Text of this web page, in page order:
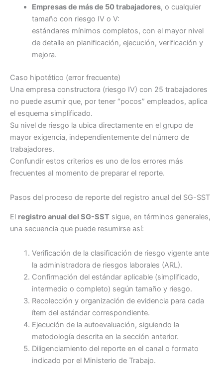
Empresas de más de 50 trabajadores, o cualquier
tamaño con riesgo IV o V:
estándares mínimos completos, con el mayor nivel
de detalle en planificación, ejecución, verificación y
mejora.
Caso hipotético (error frecuente)
Una empresa constructora (riesgo IV) con 25 trabajadores
no puede asumir que, por tener “pocos” empleados, aplica
el esquema simplificado.
Su nivel de riesgo la ubica directamente en el grupo de
mayor exigencia, independientemente del número de
trabajadores.
Confundir estos criterios es uno de los errores más
frecuentes al momento de preparar el reporte.
Pasos del proceso de reporte del registro anual del SG-SST
El registro anual del SG-SST sigue, en términos generales,
una secuencia que puede resumirse así:
Verificación de la clasificación de riesgo vigente ante
la administradora de riesgos laborales (ARL).
Confirmación del estándar aplicable (simplificado,
intermedio o completo) según tamaño y riesgo.
Recolección y organización de evidencia para cada
ítem del estándar correspondiente.
Ejecución de la autoevaluación, siguiendo la
metodología descrita en la sección anterior.
Diligenciamiento del reporte en el canal o formato
indicado por el Ministerio de Trabajo.